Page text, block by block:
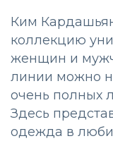
Ким
коллекцию
женщин и
линии можно
очень полных
Здесь
одежда в